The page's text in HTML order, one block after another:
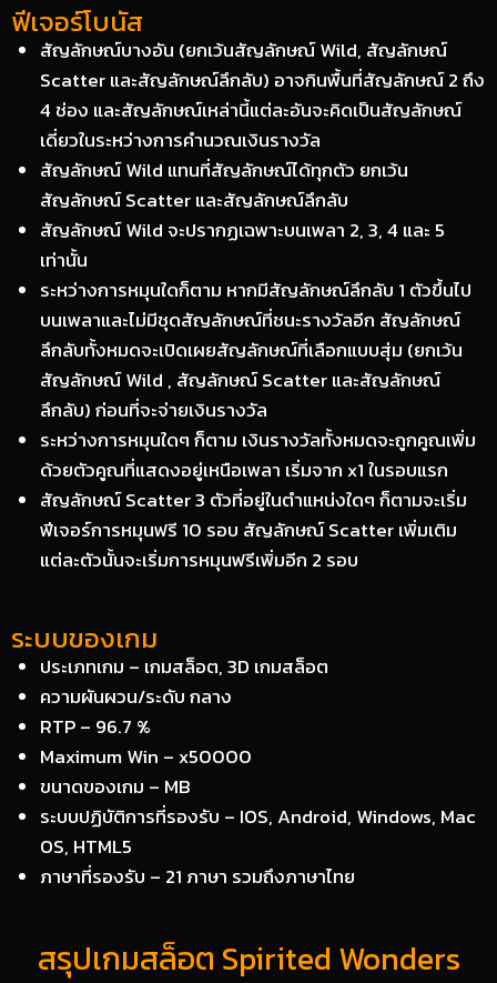
ฟีเจอร์โบนัส
สัญลักษณ์บางอัน (ยกเว้นสัญลักษณ์ Wild, สัญลักษณ์
Scatter และสัญลักษณ์ลึกลับ) อาจกินพื้นที่สัญลักษณ์ 2 ถึง
4 ช่อง และสัญลักษณ์เหล่านี้แต่ละอันจะคิดเป็นสัญลักษณ์
เดี่ยวในระหว่างการคำนวณเงินรางวัล
สัญลักษณ์ Wild แทนที่สัญลักษณ์ได้ทุกตัว ยกเว้น
สัญลักษณ์ Scatter และสัญลักษณ์ลึกลับ
สัญลักษณ์ Wild จะปรากฏเฉพาะบนเพลา 2, 3, 4 และ 5
เท่านั้น
ระหว่างการหมุนใดก็ตาม หากมีสัญลักษณ์ลึกลับ 1 ตัวขึ้นไป
บนเพลาและไม่มีชุดสัญลักษณ์ที่ชนะรางวัลอีก สัญลักษณ์
ลึกลับทั้งหมดจะเปิดเผยสัญลักษณ์ที่เลือกแบบสุ่ม (ยกเว้น
สัญลักษณ์ Wild , สัญลักษณ์ Scatter และสัญลักษณ์
ลึกลับ) ก่อนที่จะจ่ายเงินรางวัล
ระหว่างการหมุนใดๆ ก็ตาม เงินรางวัลทั้งหมดจะถูกคูณเพิ่ม
ด้วยตัวคูณที่แสดงอยู่เหนือเพลา เริ่มจาก x1 ในรอบแรก
สัญลักษณ์ Scatter 3 ตัวที่อยู่ในตำแหน่งใดๆ ก็ตามจะเริ่ม
ฟีเจอร์การหมุนฟรี 10 รอบ สัญลักษณ์ Scatter เพิ่มเติม
แต่ละตัวนั้นจะเริ่มการหมุนฟรีเพิ่มอีก 2 รอบ
ระบบของเกม
ประเภทเกม – เกมสล็อต, 3D เกมสล็อต
ความผันผวน/ระดับ กลาง
RTP – 96.7 %
Maximum Win – x50000
ขนาดของเกม – MB
ระบบปฏิบัติการที่รองรับ – IOS, Android, Windows, Mac
OS, HTML5
ภาษาที่รองรับ – 21 ภาษา รวมถึงภาษาไทย
สรุปเกมสล็อต Spirited Wonders